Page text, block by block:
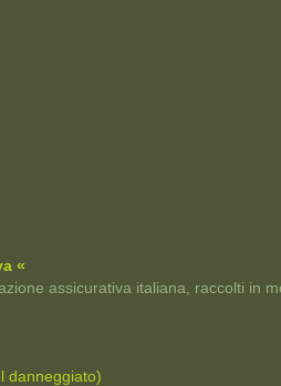
«
assicurativa italiana, raccolti in
danneggiato)